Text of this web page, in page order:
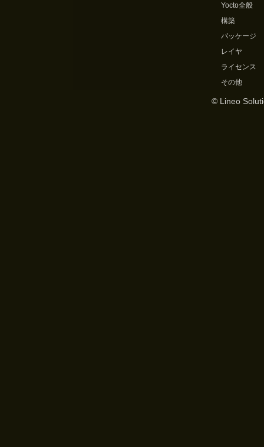
Yocto全般
構築
パッケージ
レイヤ
ライセンス
その他
© Lineo